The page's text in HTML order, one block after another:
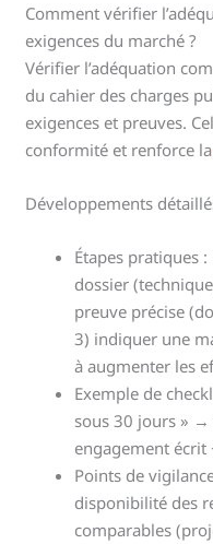
Comment vérifier
exigences du marché ?
Vérifier l’adéquation
du cahier des charges
exigences et preuves.
conformité et renforce
Développements
Étapes pratiques
dossier
preuve précise
3) indiquer une
à augmenter les
Exemple de
sous 30 jours » →
engagement écrit
Points de
disponibilité des
comparables